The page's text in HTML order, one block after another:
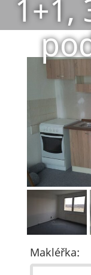
1+1,
Makléřka: